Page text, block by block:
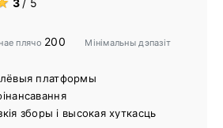
3 / 5
плячо 200 Мінімальны дэпазіт
платформы
зборы і высокая хуткасць